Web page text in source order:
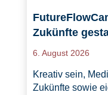
Zukünfte
6. August 2026
Kreativ sein,
Zukünfte sowie